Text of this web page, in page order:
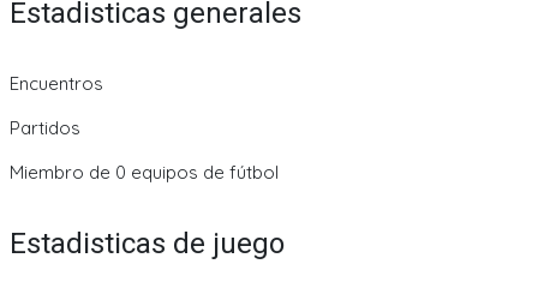
Estadisticas generales
Encuentros
Partidos
Miembro de 0 equipos de fútbol
Estadisticas de juego